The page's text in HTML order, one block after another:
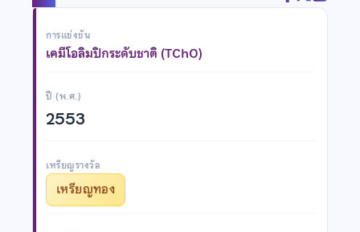
การแข่งขัน
เคมีโอลิมปิกระดับชาติ (TChO)
ปี (พ.ศ.)
2553
เหรียญรางวัล
เหรียญทอง